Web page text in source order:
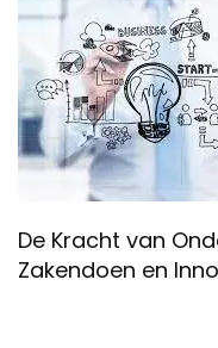
De Kracht van
Zakendoen en